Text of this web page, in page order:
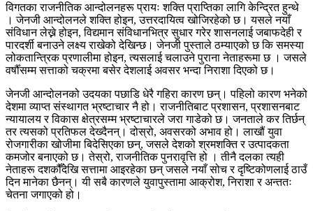
विगतका राजनीतिक आन्दोलनहरू प्रायः शक्ति प्राप्तिका लागि केन्द्रित हुन्थे
। जेनजी आन्दोलनले शक्ति होइन, उत्तरदायित्व खोजिरहेको छ। यसले नयाँ
संविधान लेख्ने होइन, विद्यमान संविधानभित्र सुधार गरेर शासनलाई जबाफदेही र
पारदर्शी बनाउने लक्ष्य राखेको देखिन्छ। जेनजी पुस्ताले ठम्याएको छ कि समस्या
लोकतान्त्रिक प्रणालीमा होइन, त्यसलाई चलाउने पुराना नेताहरूमा छ । जसले
वर्षौँसम्म सत्ताको चक्रमा बसेर देशलाई अवसर भन्दा निराशा दिएको छ।
जेनजी आन्दोलनको उदयका पछाडि धेरै गहिरा कारण छन्। पहिलो कारण भनेको
देशमा व्याप्त संस्थागत भ्रष्टाचार नै हो। राजनीतिबाट प्रशासन, प्रशासनबाट
न्यायालय र विकास क्षेत्रसम्म भ्रष्टाचारले जरा गाडेको छ। जनताले कर तिर्छन्
तर त्यसको प्रतिफल देख्दैनन्। दोस्रो, अवसरको अभाव हो। लाखौं युवा
रोजगारीका खोजीमा बिदेसिएका छन्, जसले देशको श्रमशक्ति र उत्पादकता
कमजोर बनाएको छ। तेस्रो, राजनीतिक पुनरावृत्ति हो । तीनै दलका त्यही
नेताहरू दशकौँदेखि सत्तामा आइरहेका छन् जसले नयाँ सोच र दृष्टिकोणलाई ठाउँ
दिन मानेका छैनन्। यी सबै कारणले युवापुस्तामा आक्रोश, निराशा र अन्ततः
चेतना जगाएको हो।